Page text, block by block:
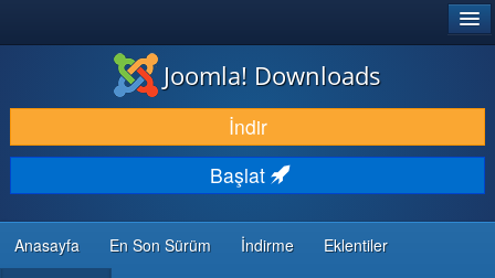
İNDIR & GENIŞLET
KEŞFET & ÖĞREN
TOPLULUK & DESTEK
GELIŞTIRICI KAYNAKLARI
Joomla! Downloads
İndir
Başlat
Anasayfa En Son Sürüm İndirme Eklentiler